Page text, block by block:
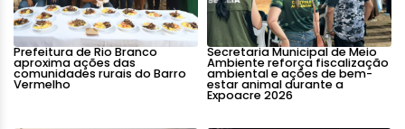
Prefeitura de Rio Branco
aproxima ações das
comunidades rurais do Barro
Vermelho
Secretaria Municipal de Meio
Ambiente reforça fiscalização
ambiental e ações de bem-
estar animal durante a
Expoacre 2026